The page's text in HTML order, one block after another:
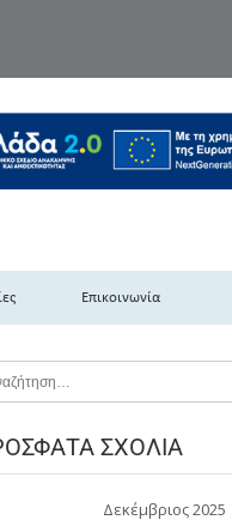
Ελλάδας
Επικοινωνία
ΣΧΌΛΙΑ
Δεκέμβριος 2025